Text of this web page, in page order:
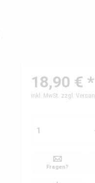
18,90 € *
inkl. MwSt. zzgl.
Fragen?